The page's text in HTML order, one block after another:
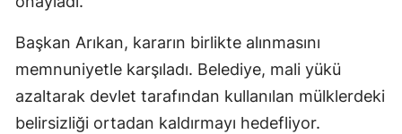
Başkan Arıkan, kararın birlikte alınmasını
memnuniyetle karşıladı. Belediye, mali yükü
azaltarak devlet tarafından kullanılan mülklerdeki
belirsizliği ortadan kaldırmayı hedefliyor.